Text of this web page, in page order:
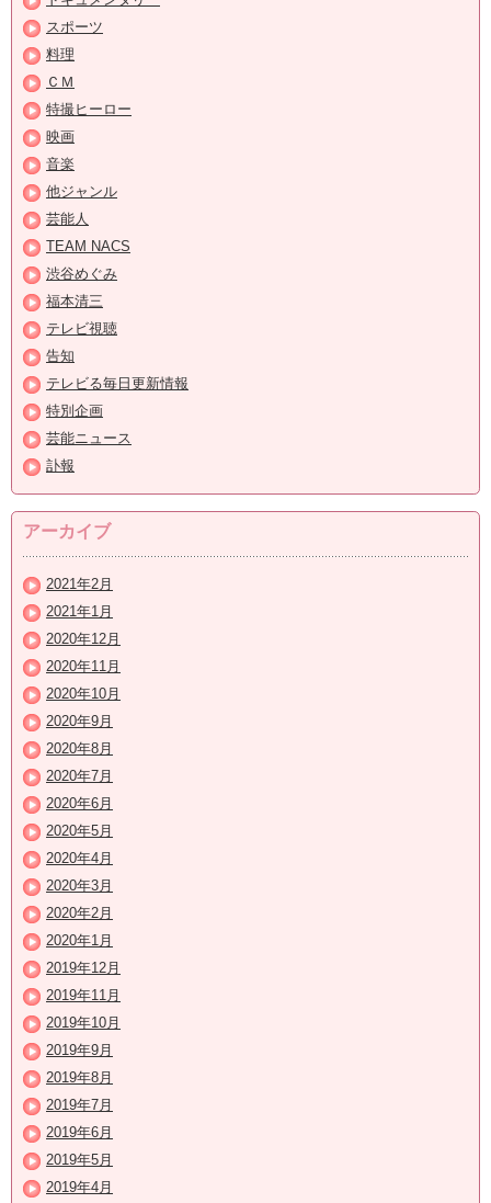
スポーツ
料理
ＣＭ
特撮ヒーロー
映画
音楽
他ジャンル
芸能人
TEAM NACS
渋谷めぐみ
福本清三
テレビ視聴
告知
テレビる毎日更新情報
特別企画
芸能ニュース
訃報
アーカイブ
2021年2月
2021年1月
2020年12月
2020年11月
2020年10月
2020年9月
2020年8月
2020年7月
2020年6月
2020年5月
2020年4月
2020年3月
2020年2月
2020年1月
2019年12月
2019年11月
2019年10月
2019年9月
2019年8月
2019年7月
2019年6月
2019年5月
2019年4月